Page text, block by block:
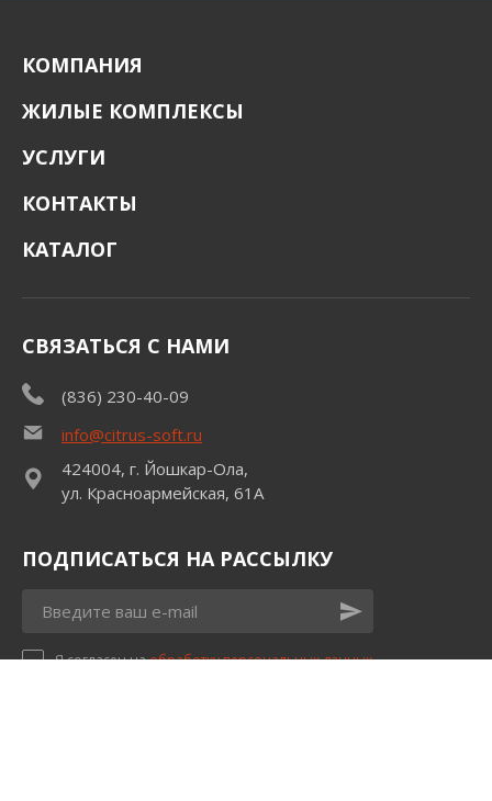
КОМПАНИЯ
ЖИЛЫЕ КОМПЛЕКСЫ
УСЛУГИ
КОНТАКТЫ
КАТАЛОГ
СВЯЗАТЬСЯ С НАМИ
(836) 230-40-09
info@citrus-soft.ru
424004, г. Йошкар-Ола,
ул. Красноармейская, 61А
ПОДПИСАТЬСЯ НА РАССЫЛКУ
Я согласен наобработку персональных данных